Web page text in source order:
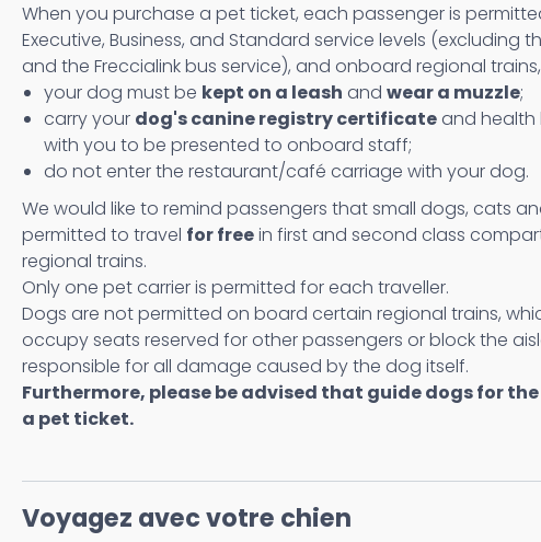
When you purchase a pet ticket, each passenger is
Executive, Business, and Standard service levels
and the Freccialink bus service), and onboard regional
your dog must be kept on a leash and wear a muzzle;
carry your dog's canine registry certificateand health
with you to be presented to onboard staff;
do not enter the restaurant/café carriage with your dog.
We would like to remind passengers that small dogs, cats
permitted to travel for freein first and second class
regional trains.
Only one pet carrier is permitted for each traveller.
Dogs are not permitted on board certain regional trains,
occupy seats reserved for other passengers or block the
responsible for all damage caused by the dog itself.
Furthermore, please be advised that guide dogs for
a pet ticket.
Voyagez avec votre chien